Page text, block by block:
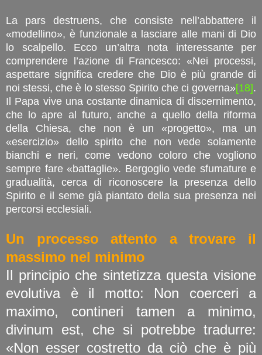
La pars destruens, che consiste nell’abbattere il
«modellino», è funzionale a lasciare alle mani di Dio
lo scalpello. Ecco un’altra nota interessante per
comprendere l’azione di Francesco: «Nei processi,
aspettare significa credere che Dio è più grande di
noi stessi, che è lo stesso Spirito che ci governa»[18].
Il Papa vive una costante dinamica di discernimento,
che lo apre al futuro, anche a quello della riforma
della Chiesa, che non è un «progetto», ma un
«esercizio» dello spirito che non vede solamente
bianchi e neri, come vedono coloro che vogliono
sempre fare «battaglie». Bergoglio vede sfumature e
gradualità, cerca di riconoscere la presenza dello
Spirito e il seme già piantato della sua presenza nei
percorsi ecclesiali.
Un processo attento a trovare il
massimo nel minimo
Il principio che sintetizza questa visione
evolutiva è il motto: Non coerceri a
maximo, contineri tamen a minimo,
divinum est, che si potrebbe tradurre:
«Non esser costretto da ciò che è più